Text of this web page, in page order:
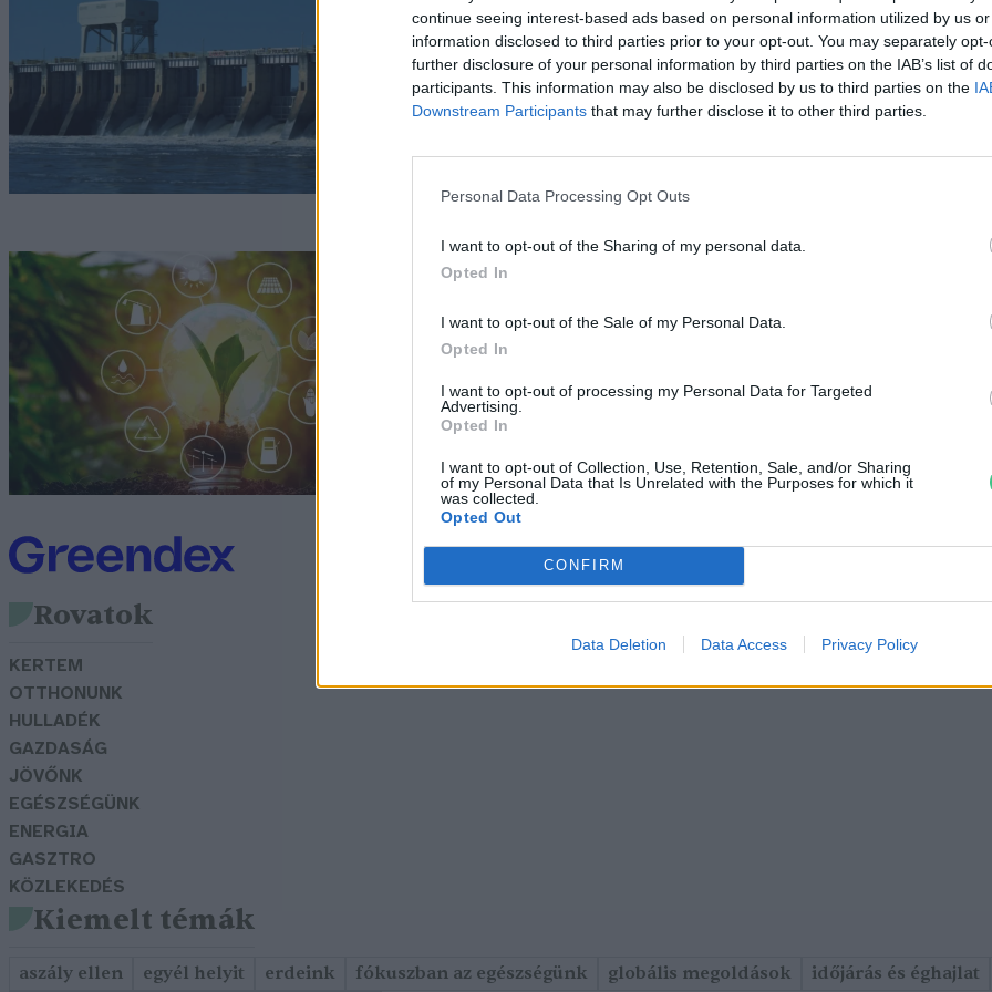
continue seeing interest-based ads based on personal information utilized by us
information disclosed to third parties prior to your opt-out. You may separately
further disclosure of your personal information by third parties on the IAB’s list of
participants. This information may also be disclosed by us to third parties on the
Downstream Participants that may further disclose it to other third parties.
Personal Data Processing Opt Outs
I want to opt-out of the Sharing of my personal data.
Opted In
I want to opt-out of the Sale of my Personal Data.
Opted In
I want to opt-out of processing my Personal Data for Targeted
Advertising.
Opted In
I want to opt-out of Collection, Use, Retention, Sale, and/or Sharing
of my Personal Data that Is Unrelated with the Purposes for which it
was collected.
Opted Out
CONFIRM
Data Deletion Data Access Privacy Policy
szivattyús-tározós erőművek
háza táján?
Greendex Szemle
Víz nélküli vízerőművek a
zöldítés és az energiatárolás
szolgálatában
Greendex Szemle
Rovatok
KERTEM
OTTHONUNK
HULLADÉK
GAZDASÁG
JÖVŐNK
EGÉSZSÉGÜNK
ENERGIA
GASZTRO
KÖZLEKEDÉS
Kiemelt témák
aszály ellen egyél helyit erdeink fókuszban az egészségünk globális megoldások időjárás és éghajlat